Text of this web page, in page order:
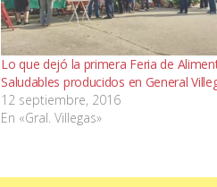
Lo que dejó la primera Feria de
Saludables producidos en General
12 septiembre, 2016
En «Gral. Villegas»